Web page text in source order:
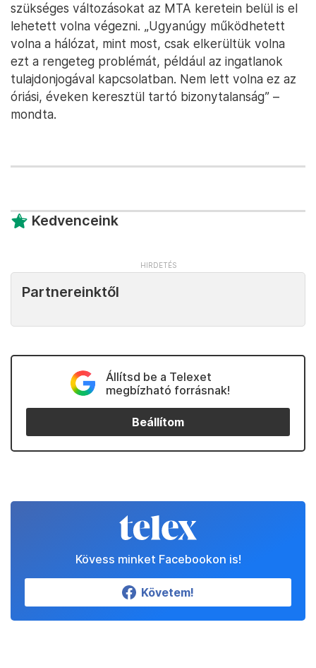
szükséges változásokat az MTA keretein belül is el
lehetett volna végezni. „Ugyanúgy működhetett
volna a hálózat, mint most, csak elkerültük volna
ezt a rengeteg problémát, például az ingatlanok
tulajdonjogával kapcsolatban. Nem lett volna ez az
óriási, éveken keresztül tartó bizonytalanság” –
mondta.
Kedvenceink
Partnereinktől
Állítsd be a Telexet
megbízható forrásnak!
Beállítom
Kövess minket Facebookon is!
Követem!